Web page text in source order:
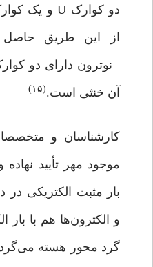
از این طریق
آن خنثی است.(۱۵)
کارشناسان و
موجود مهر تأیید
بار مثبت الکتریکی در
و الکترون‌ها هم با
گرد محور هسته